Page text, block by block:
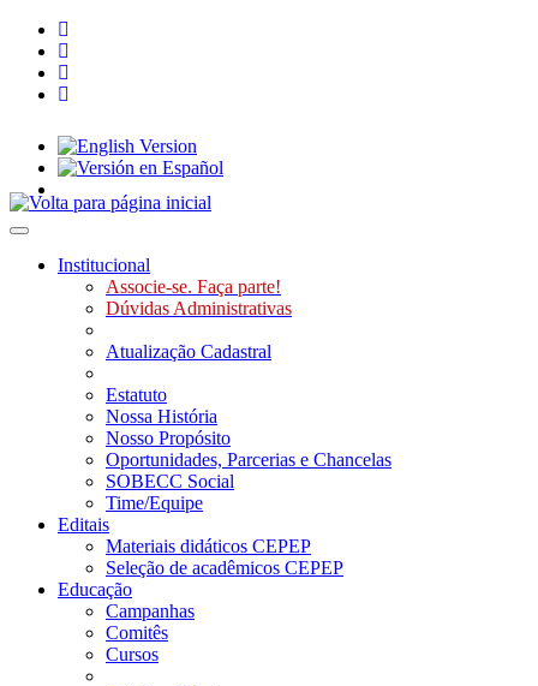
Toggle navigation
Institucional
Associe-se. Faça parte!
Dúvidas Administrativas
Atualização Cadastral
Estatuto
Nossa História
Nosso Propósito
Oportunidades, Parcerias e Chancelas
SOBECC Social
Time/Equipe
Editais
Materiais didáticos CEPEP
Seleção de acadêmicos CEPEP
Educação
Campanhas
Comitês
Cursos